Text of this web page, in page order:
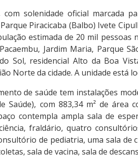
com solenidade oficial marcada
Piracicaba (Balbo) Ivete
estimada de 20 mil pessoas
Jardim Maria, Parque
Sol, residencial Alto da Boa
Norte da cidade. A unidade está
de saúde tem instalações
Saúde), com 883,34 m² de
contempla ampla sala de
fraldário, quatro
de pediatria, uma sala de
sala de vacina, sala de